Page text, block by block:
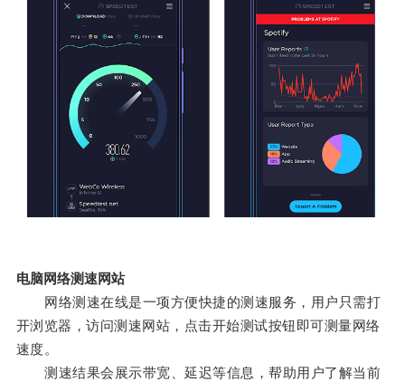
电脑网络测速网站
网络测速在线是一项方便快捷的测速服务，用户只需打
开浏览器，访问测速网站，点击开始测试按钮即可测量网络
速度。
测速结果会展示带宽、延迟等信息，帮助用户了解当前